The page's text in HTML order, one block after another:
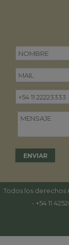
Todos los derechos
- +54 11